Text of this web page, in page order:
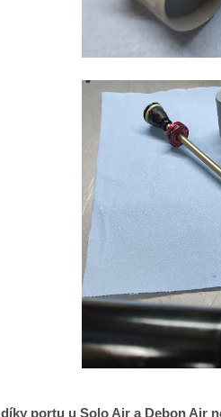
díky portu u Solo Air a Debon Air